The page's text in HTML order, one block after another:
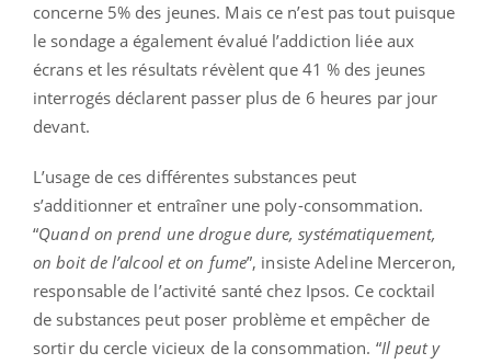
concerne 5% des jeunes. Mais ce n’est pas tout puisque
le sondage a également évalué l’addiction liée aux
écrans et les résultats révèlent que 41 % des jeunes
interrogés déclarent passer plus de 6 heures par jour
devant.
L’usage de ces différentes substances peut
s’additionner et entraîner une poly-consommation.
“Quand on prend une drogue dure, systématiquement,
on boit de l’alcool et on fume”, insiste Adeline Merceron,
responsable de l’activité santé chez Ipsos. Ce cocktail
de substances peut poser problème et empêcher de
sortir du cercle vicieux de la consommation. “Il peut y